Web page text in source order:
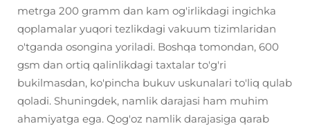
metrga 200 gramm dan kam og'irlikdagi ingichka
qoplamalar yuqori tezlikdagi vakuum tizimlaridan
o'tganda osongina yoriladi. Boshqa tomondan, 600
gsm dan ortiq qalinlikdagi taxtalar to'g'ri
bukilmasdan, ko'pincha bukuv uskunalari to'liq qulab
qoladi. Shuningdek, namlik darajasi ham muhim
ahamiyatga ega. Qog'oz namlik darajasiga qarab